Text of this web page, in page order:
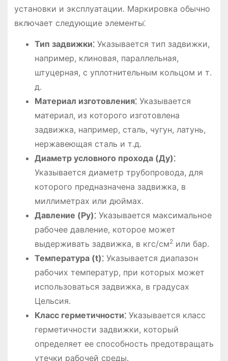
установки и эксплуатации․ Маркировка обычно
включает следующие элементы⁚
Тип задвижки⁚Указывается тип задвижки,
например, клиновая, параллельная,
штуцерная, с уплотнительным кольцом и т․
д․
Материал изготовления⁚Указывается
материал, из которого изготовлена
задвижка, например, сталь, чугун, латунь,
нержавеющая сталь и т․д․
Диаметр условного прохода (Ду)⁚
Указывается диаметр трубопровода, для
которого предназначена задвижка, в
миллиметрах или дюймах․
Давление (Ру)⁚Указывается максимальное
рабочее давление, которое может
выдерживать задвижка, в кгс/см2или бар․
Температура (t)⁚Указывается диапазон
рабочих температур, при которых может
использоваться задвижка, в градусах
Цельсия․
Класс герметичности⁚Указывается класс
герметичности задвижки, который
определяет ее способность предотвращать
утечки рабочей среды․